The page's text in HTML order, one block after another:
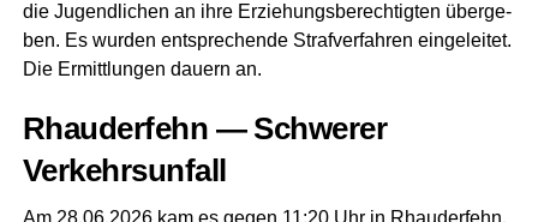
die Jugend­li­chen an ihre Erzie­hungs­be­rech­tig­ten über­ge­
ben. Es wur­den ent­spre­chen­de Straf­ver­fah­ren ein­ge­lei­tet.
Die Ermitt­lun­gen dau­ern an.
Rhau­der­fehn — Schwe­rer
Verkehrsunfall